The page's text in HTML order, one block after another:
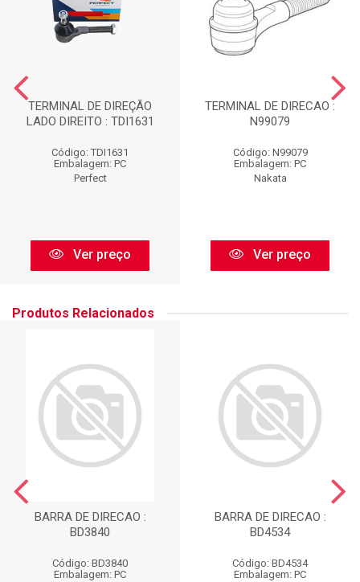
TERMINAL DE DIREÇÃO
LADO DIREITO : TDI1631
Código: TDI1631
Embalagem: PC
Perfect
Ver preço
TERMINAL DE DIRECAO :
N99079
Código: N99079
Embalagem: PC
Nakata
Ver preço
Produtos Relacionados
BARRA DE DIRECAO :
BD3840
Código: BD3840
Embalagem: PC
BARRA DE DIRECAO :
BD4534
Código: BD4534
Embalagem: PC